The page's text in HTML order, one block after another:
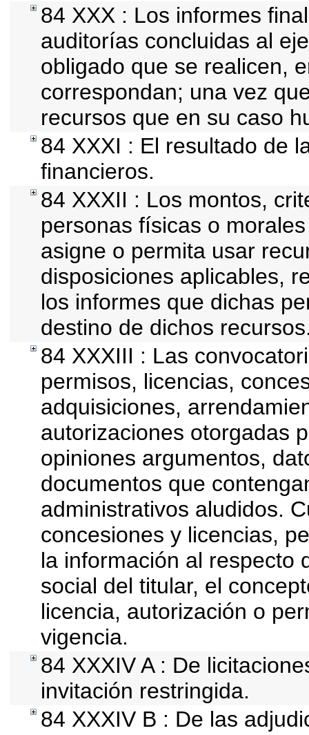
84 XXX : Los informes
auditorías concluidas al
obligado que se realicen,
correspondan; una vez
recursos que en su caso
84 XXXI : El resultado de
financieros.
84 XXXII : Los montos,
personas físicas o
asigne o permita usar
disposiciones aplicables,
los informes que dichas
destino de dichos
84 XXXIII : Las
permisos, licencias,
adquisiciones,
autorizaciones otorgadas
opiniones argumentos,
documentos que
administrativos aludidos.
concesiones y licencias,
la información al respecto
social del titular, el
licencia, autorización o
vigencia.
84 XXXIV A : De
invitación restringida.
84 XXXIV B : De las